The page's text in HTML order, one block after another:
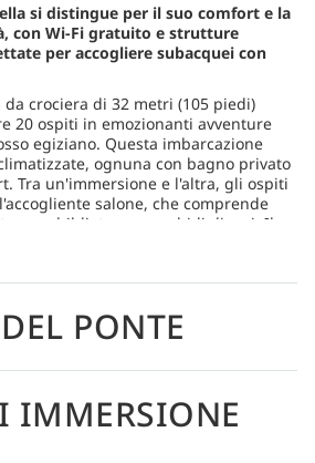
si distingue per il suo comfort e la
con Wi-Fi gratuito e strutture
per accogliere subacquei con
da crociera di 32 metri (105 piedi)
20 ospiti in emozionanti avventure
egiziano. Questa imbarcazione
ognuna con bagno privato
Tra un'immersione e l'altra, gli ospiti
salone, che comprende
una biblioteca e morbidi divani. Il
con lettini imbottiti, mentre il ponte
con un tavolo per la macchina
di stivaggio.
un delizioso mix di cucina
servito nell'ambito del trattamento di
di immersione è facilitato da due
PONTE
IMMERSIONE